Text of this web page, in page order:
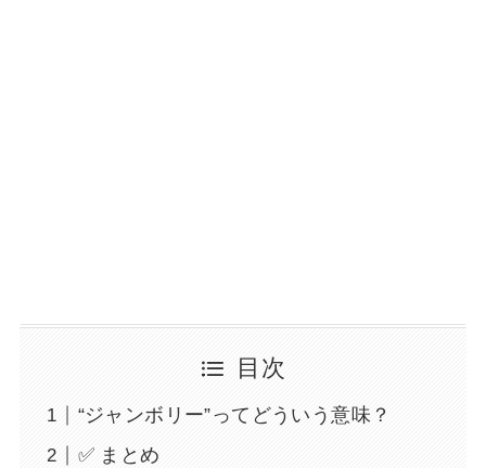
目次
“ジャンボリー”ってどういう意味？
✅ まとめ